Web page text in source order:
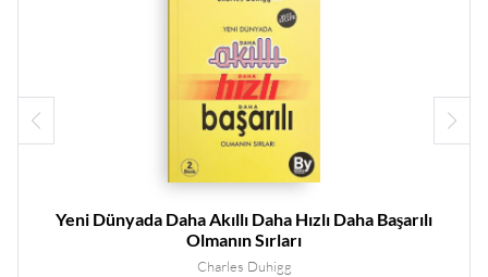
Yeni Dünyada Daha Akıllı Daha Hızlı Daha Başarılı
Olmanın Sırları
Charles Duhigg